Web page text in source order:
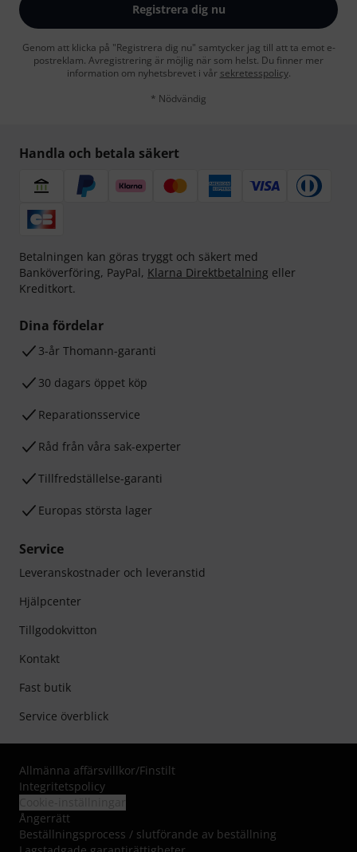
Registrera dig nu
Genom att klicka på "Registrera dig nu" samtycker jag till att ta emot e-
postreklam. Avregistrering är möjlig när som helst. Du finner mer
information om nyhetsbrevet i vår sekretesspolicy.
* Nödvändig
Handla och betala säkert
Betalningen kan göras tryggt och säkert med
Banköverföring, PayPal, Klarna Direktbetalning eller
Kreditkort.
Dina fördelar
3-år Thomann-garanti
30 dagars öppet köp
Reparationsservice
Råd från våra sak-experter
Tillfredställelse-garanti
Europas största lager
Service
Leveranskostnader och leveranstid
Hjälpcenter
Tillgodokvitton
Kontakt
Fast butik
Service överblick
Allmänna affärsvillkor/Finstilt
Integritetspolicy
Ångerrätt
Beställningsprocess / slutförande av beställning